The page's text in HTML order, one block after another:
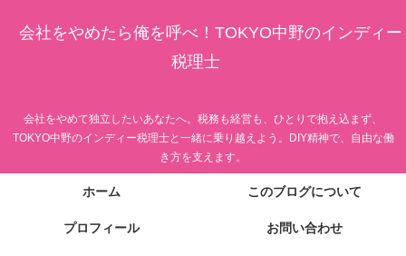
会社をやめたら俺を呼べ！TOKYO中野のインディー
税理士
会社をやめて独立したいあなたへ。税務も経営も、ひとりで抱え込まず、
TOKYO中野のインディー税理士と一緒に乗り越えよう。DIY精神で、自由な働
き方を支えます。
ホーム このブログについて
プロフィール お問い合わせ